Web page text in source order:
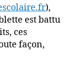
),
est battu
ces
façon,